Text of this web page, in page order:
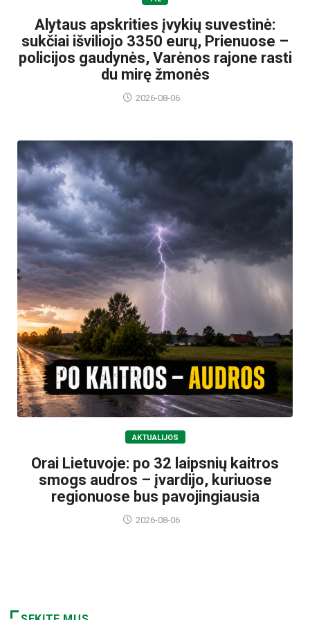
Alytaus apskrities įvykių suvestinė:
sukčiai išviliojo 3350 eurų, Prienuose –
policijos gaudynės, Varėnos rajone rasti
du mirę žmonės
2026-08-06
AKTUALIJOS
Orai Lietuvoje: po 32 laipsnių kaitros
smogs audros – įvardijo, kuriuose
regionuose bus pavojingiausia
2026-08-06